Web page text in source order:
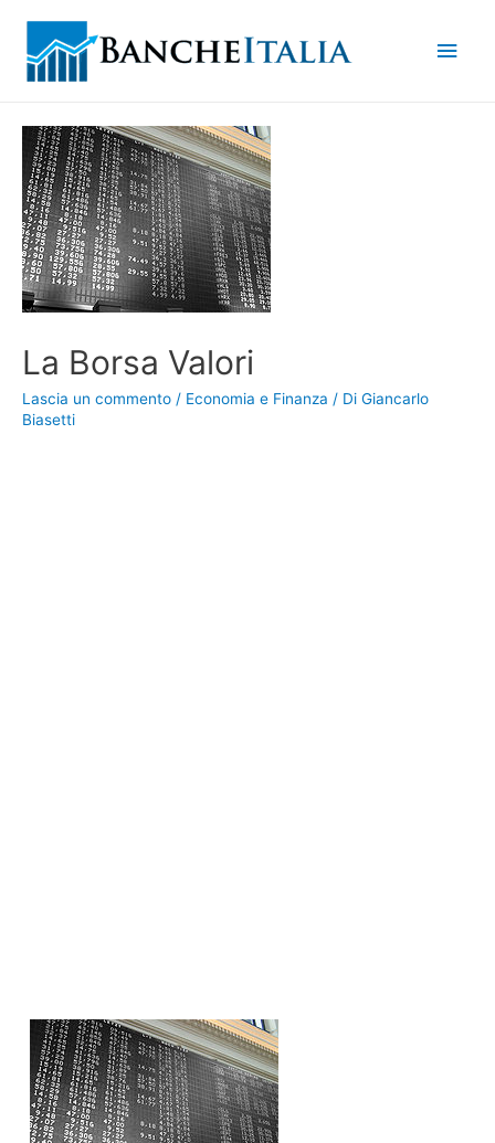
La Borsa Valori
Lascia un commento / Economia e Finanza / Di Giancarlo
Biasetti